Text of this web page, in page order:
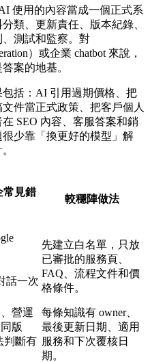
使用的內容當成一個正式系
類、更新責任、版本紀錄、
測試和監察。對
）或企業 chatbot 來說，
案的地基。
括：AI 引用過期價格、把
件當正式政策、把客戶個人
SEO 內容、客服答案和銷
少靠「換更好的模型」解
常見錯
較穩陣做法
話一次
先建立白名單，只放
已審批的服務頁、
FAQ、流程文件和價
格條件。
營運
版
判斷有
每條知識有 owner、
最後更新日期、適用
服務和下次覆核日
期。